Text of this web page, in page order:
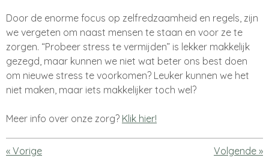
Door de enorme focus op zelfredzaamheid en regels, zijn
we vergeten om naast mensen te staan en voor ze te
zorgen. “Probeer stress te vermijden” is lekker makkelijk
gezegd, maar kunnen we niet wat beter ons best doen
om nieuwe stress te voorkomen? Leuker kunnen we het
niet maken, maar iets makkelijker toch wel?
Meer info over onze zorg? Klik hier!
« Vorige Volgende »